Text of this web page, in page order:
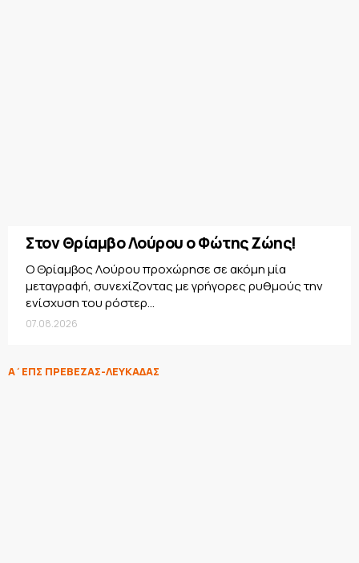
Στον Θρίαμβο Λούρου ο Φώτης Ζώης!
Ο Θρίαμβος Λούρου προχώρησε σε ακόμη μία
μεταγραφή, συνεχίζοντας με γρήγορες ρυθμούς την
ενίσχυση του ρόστερ...
07.08.2026
Α΄ΕΠΣ ΠΡΕΒΕΖΑΣ-ΛΕΥΚΑΔΑΣ